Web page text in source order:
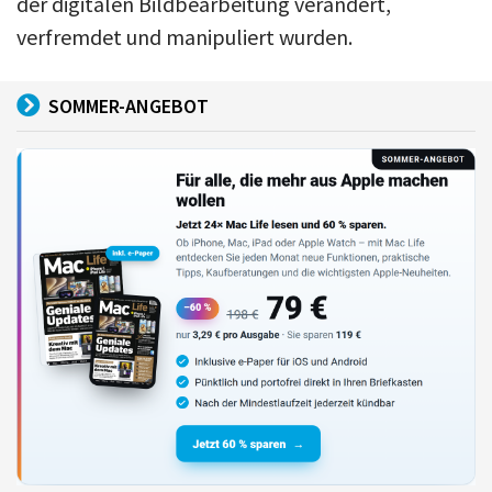
verfremdet und manipuliert wurden.
SOMMER-ANGEBOT